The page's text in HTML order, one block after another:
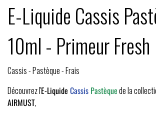
E-Liquide Cassis
10ml - Primeur Fresh
Cassis - Pastèque - Frais
Découvrez l'E-Liquide Cassis Pastèquede la
AIRMUST,